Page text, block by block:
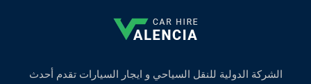
الشركة الدولية للنقل السياحي و ايجار السيارات تقدم أحدث